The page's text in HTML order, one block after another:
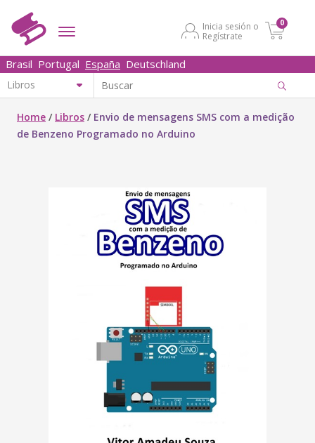
Inicia sesión o
Regístrate
0
Brasil Portugal España Deutschland
Home / Libros / Envio de mensagens SMS com a medição
de Benzeno Programado no Arduino